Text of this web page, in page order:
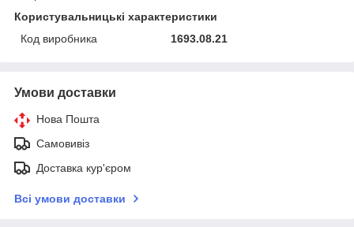
Користувальницькі характеристики
Код виробника
1693.08.21
Умови доставки
Нова Пошта
Самовивіз
Доставка кур'єром
Всі умови доставки